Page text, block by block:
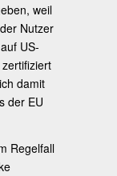
weil
Nutzer
US-
damit
der EU
Regelfall